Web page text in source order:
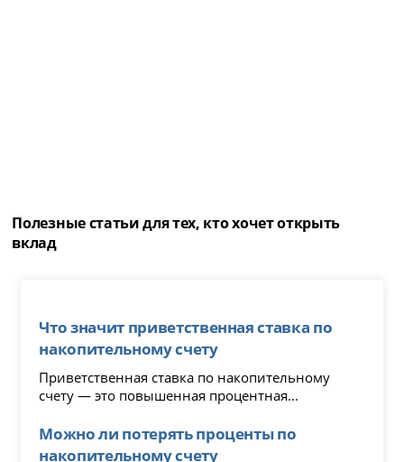
Полезные статьи для тех, кто хочет открыть
вклад
Что значит приветственная ставка по
накопительному счету
Приветственная ставка по накопительному
счету — это повышенная процентная...
Можно ли потерять проценты по
накопительному счету